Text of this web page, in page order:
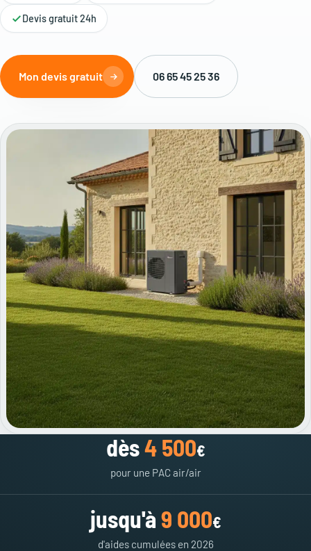
Devis gratuit 24h
Mon devis gratuit 06 65 45 25 36
dès4 500€
pour une PAC air/air
jusqu'à9 000€
d'aides cumulées en 2026